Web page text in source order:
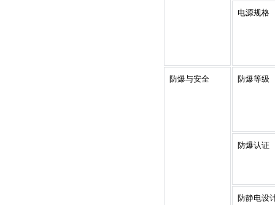
电源规格
防爆与安全 防爆等级
防爆认证
防静电设